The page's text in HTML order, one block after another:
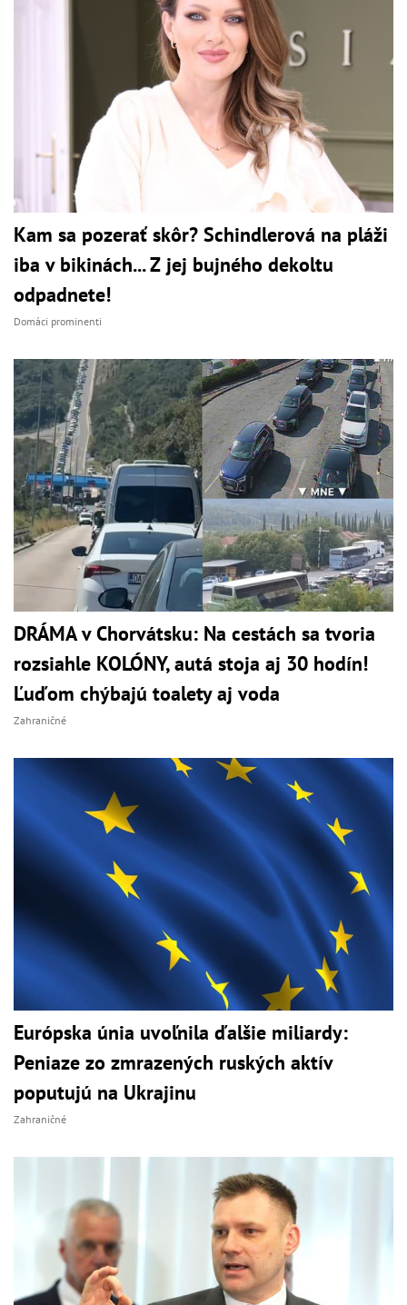
Kam sa pozerať skôr? Schindlerová na pláži
iba v bikinách... Z jej bujného dekoltu
odpadnete!
Domáci prominenti
DRÁMA v Chorvátsku: Na cestách sa tvoria
rozsiahle KOLÓNY, autá stoja aj 30 hodín!
Ľuďom chýbajú toalety aj voda
Zahraničné
Európska únia uvoľnila ďalšie miliardy:
Peniaze zo zmrazených ruských aktív
poputujú na Ukrajinu
Zahraničné